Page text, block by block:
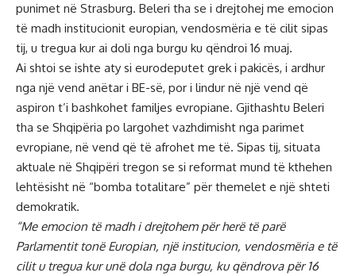
punimet në Strasburg. Beleri tha se i drejtohej me emocion
të madh institucionit europian, vendosmëria e të cilit sipas
tij, u tregua kur ai doli nga burgu ku qëndroi 16 muaj.
Ai shtoi se ishte aty si eurodeputet grek i pakicës, i ardhur
nga një vend anëtar i BE-së, por i lindur në një vend që
aspiron t’i bashkohet familjes evropiane. Gjithashtu Beleri
tha se Shqipëria po largohet vazhdimisht nga parimet
evropiane, në vend që të afrohet me të. Sipas tij, situata
aktuale në Shqipëri tregon se si reformat mund të kthehen
lehtësisht në “bomba totalitare” për themelet e një shteti
demokratik.
“Me emocion të madh i drejtohem për herë të parë
Parlamentit tonë Europian, një institucion, vendosmëria e të
cilit u tregua kur unë dola nga burgu, ku qëndrova për 16